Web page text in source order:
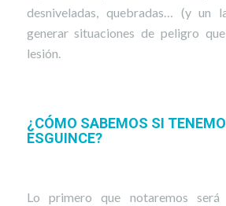
desniveladas, quebradas… (y un
generar situaciones de peligro
lesión.
¿CÓMO SABEMOS SI
ESGUINCE?
Lo primero que notaremos